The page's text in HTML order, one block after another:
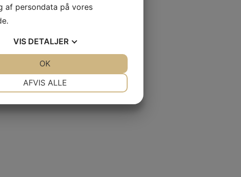
af persondata på vores
VIS DETALJER
AFVIS ALLE
OK